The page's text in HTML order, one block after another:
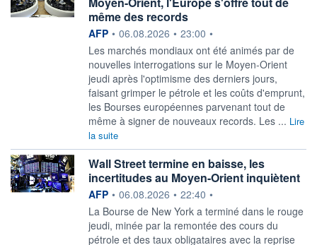
même des records
information fournie par
AFP • 06.08.2026 • 23:00 •
Les marchés mondiaux ont été animés par de
nouvelles interrogations sur le Moyen-Orient
jeudi après l'optimisme des derniers jours,
faisant grimper le pétrole et les coûts d'emprunt,
les Bourses européennes parvenant tout de
même à signer de nouveaux records. Les ... Lire
la suite
Wall Street termine en baisse, les
incertitudes au Moyen-Orient inquiètent
information fournie par
AFP • 06.08.2026 • 22:40 •
La Bourse de New York a terminé dans le rouge
jeudi, minée par la remontée des cours du
pétrole et des taux obligataires avec la reprise